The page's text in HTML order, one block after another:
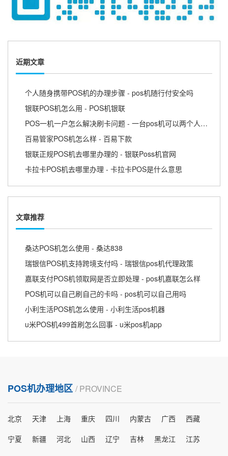
近期文章
个人随身携带POS机的办理步骤 - pos机随行付安全吗
银联POS机怎么用 - POS机银联
POS一机一户怎么解决刷卡问题 - 一台pos机可以两个人用吗
百易管家POS机怎么样 - 百易下款
银联正规POS机去哪里办理的 - 银联Poss机官网
卡拉卡POS机去哪里办理 - 卡拉卡POS是什么意思
文章推荐
桑达POS机怎么使用 - 桑达838
瑞银信POS机支持跨境支付吗 - 瑞银信pos机代理政策
嘉联支付POS机领取网是否立即处理 - pos机嘉联怎么样
POS机可以自己刷自己的卡吗 - pos机可以自己用吗
小利生活POS机怎么使用 - 小利生活pos机器
u米POS机499首刷怎么回事 - u米pos机app
POS机办理地区 / PROVINCE
北京 天津 上海 重庆 四川 内蒙古 广西
西藏
宁夏
新疆 河北 山西 辽宁 吉林 黑龙江
江苏